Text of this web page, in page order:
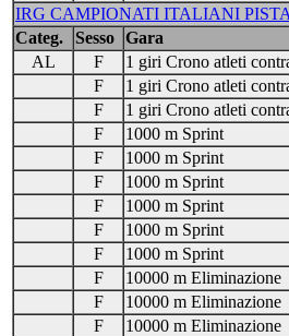
IRG CAMPIONATI ITALIANI
Categ.
Sesso Gara
AL
F 1 giri Crono atleti
F
1 giri Crono atleti
F
1 giri Crono atleti
F
1000 m Sprint
F
1000 m Sprint
F
1000 m Sprint
F
1000 m Sprint
F
1000 m Sprint
F
1000 m Sprint
F
10000 m Eliminazione
F
10000 m Eliminazione
F
10000 m Eliminazione